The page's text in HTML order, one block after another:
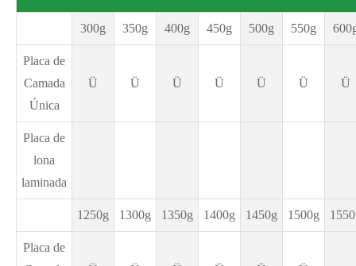
300g 350g 400g 450g 500g 550g
Placa de
Camada
Única
Ü Ü Ü Ü Ü Ü Ü
Placa de
lona
laminada
1250g 1300g 1350g 1400g 1450g 1500g
Placa de